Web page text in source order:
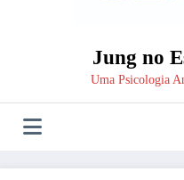
Jung no
Uma Psicologia